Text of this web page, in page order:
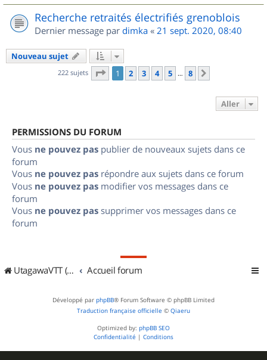
Recherche retraités électrifiés grenoblois
Dernier message par dimka « 21 sept. 2020, 08:40
Nouveau sujet
222 sujets Page 1sur
1 2 3 4 5 … 8
Aller
PERMISSIONS DU FORUM
Vous ne pouvez pas publier de nouveaux sujets dans ce
forum
Vous ne pouvez pas répondre aux sujets dans ce forum
Vous ne pouvez pas modifier vos messages dans ce
forum
Vous ne pouvez pas supprimer vos messages dans ce
forum
UtagawaVTT (Randos VTT et VTTAE avec traces GPS) Accueil forum
Développé par phpBB® Forum Software © phpBB Limited
Traduction française officielle © Qiaeru
Optimized by: phpBB SEO
Confidentialité | Conditions